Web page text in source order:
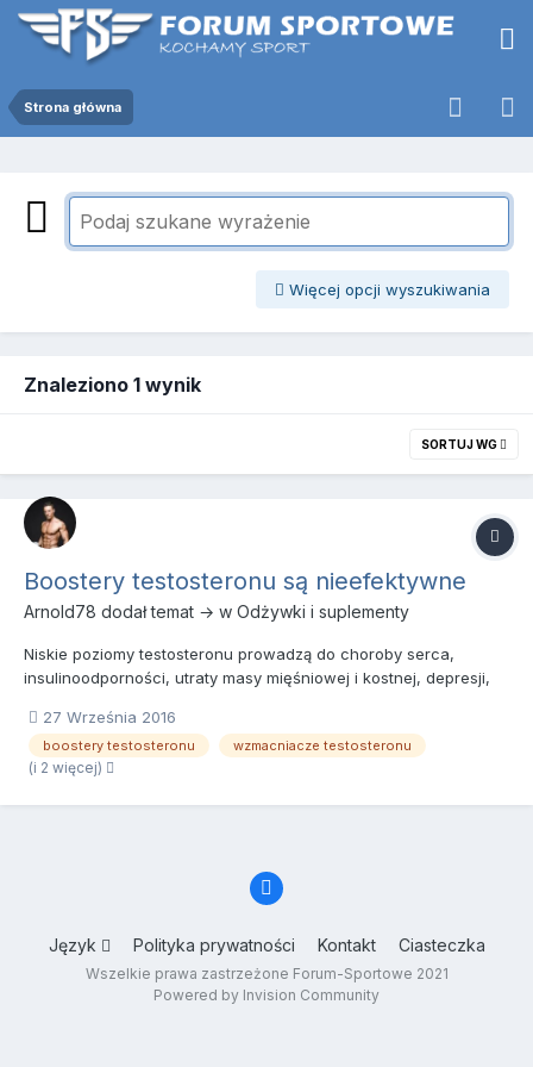
Strona główna
Więcej opcji wyszukiwania
Znaleziono 1 wynik
SORTUJ WG
Boostery testosteronu są nieefektywne
Arnold78 dodał temat → w Odżywki i suplementy
Niskie poziomy testosteronu prowadzą do choroby serca,
insulinoodporności, utraty masy mięśniowej i kostnej, depresji,
ciągu ostatniej dekady liczba recept z przepisanym
testosteronem wzrosła dziesięciokrotnie. Mimo to wielu
mężczyzn nie lub...
27 Września 2016
boostery testosteronu wzmacniacze testosteronu
(i 2 więcej)
Język Polityka prywatności Kontakt Ciasteczka
Wszelkie prawa zastrzeżone Forum-Sportowe 2021
Powered by Invision Community